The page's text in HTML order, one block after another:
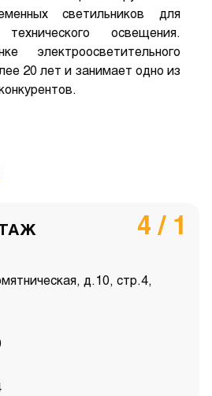
светильников для
освещения.
электроосветительного
20 лет и занимает одно из
4 / 1
д.10, стр.4,